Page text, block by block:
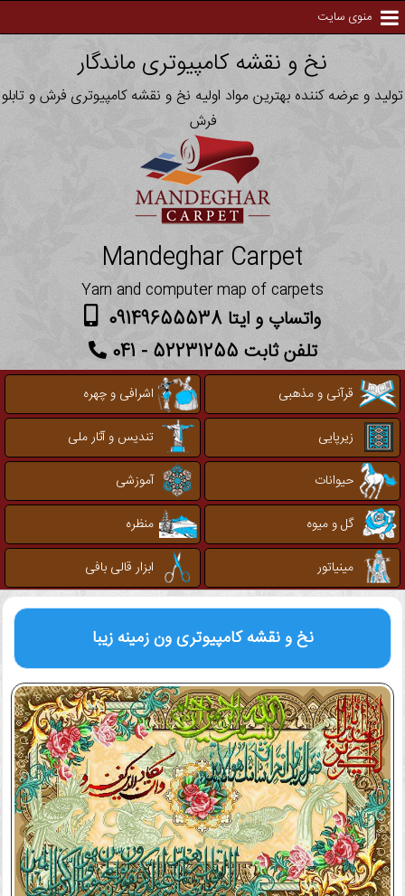
منوی سایت
نخ و نقشه کامپیوتری ماندگار
تولید و عرضه کننده بهترین مواد اولیه نخ و نقشه کامپیوتری فرش و تابلو
فرش
Mandeghar Carpet
Yarn and computer map of carpets
واتساپ و ایتا 09149655538
تلفن ثابت 52231255 - 041
قرآنی و مذهبی
اشرافی و چهره
زیرپایی
تندیس و آثار ملی
حیوانات
آموزشی
گل و میوه
منظره
مینیاتور
ابزار قالی بافی
نخ و نقشه کامپیوتریون زمینه زیبا